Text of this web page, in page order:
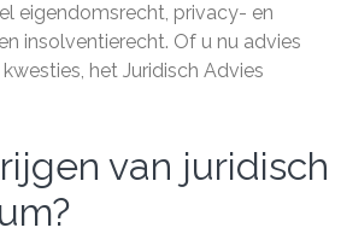
eigendomsrecht, privacy- en
insolventierecht. Of u nu advies
het Juridisch Advies
van juridisch